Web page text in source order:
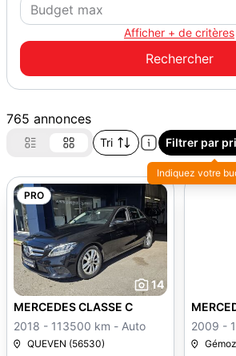
Afficher + de critères
765 annonces
Tri Filtrer par
Indiquez votre
PRO
14
MERCEDES CLASSE C
2018 - 113500 km - Auto
QUEVEN (56530)